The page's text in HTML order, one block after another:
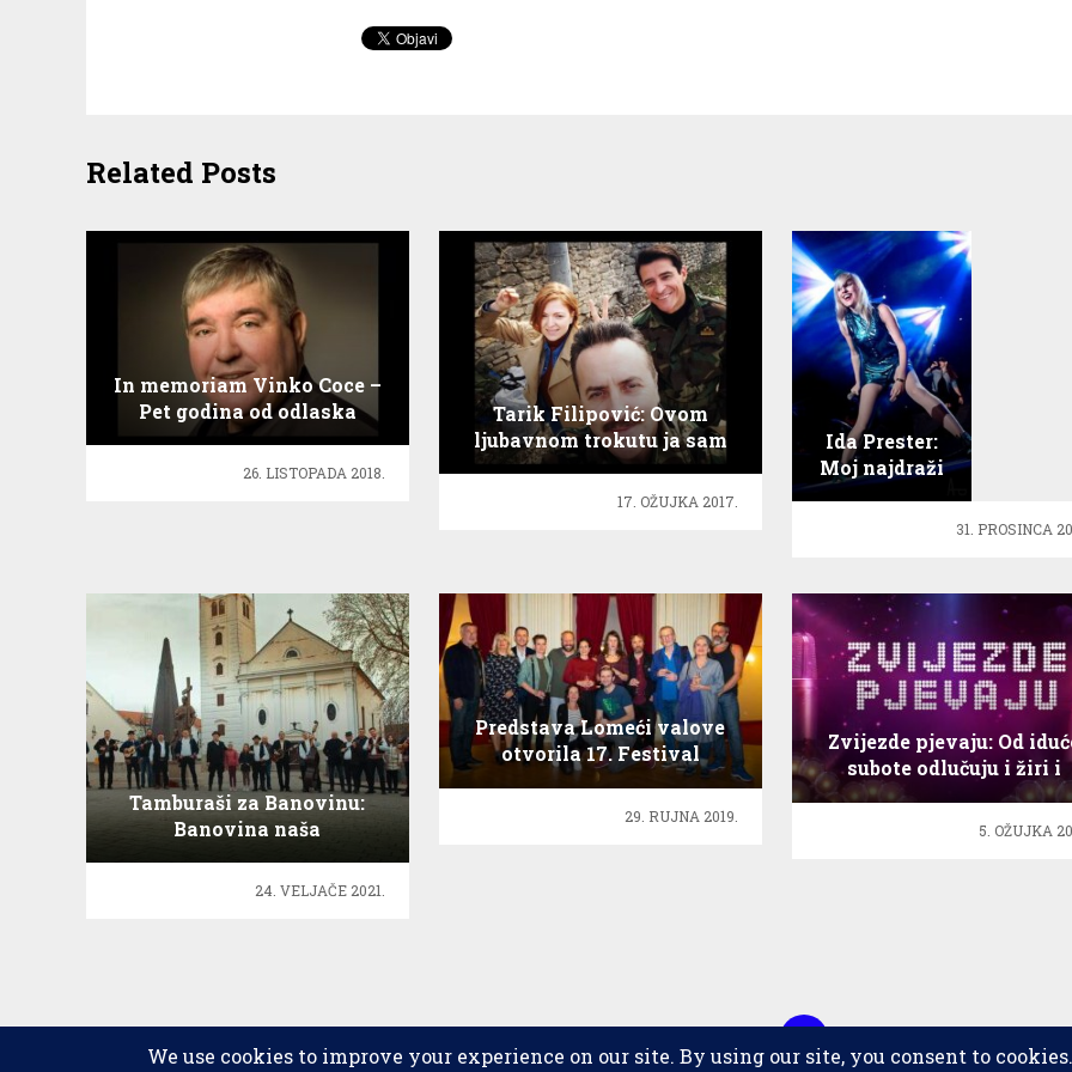
Related Posts
In memoriam Vinko Coce –
Pet godina od odlaska
trogirskog slavuja
26. LISTOPADA 2018.
Tarik Filipović: Ovom
ljubavnom trokutu ja sam
višak…i još mi nabila
‘rogove’17. OŽUJKA 2017.
Ida Prester:
Moj najdraži
31. PROSINCA
Tamburaši za Banovinu:
Banovina naša
24. VELJAČE 2021.
Predstava Lomeći valove
otvorila 17. Festival
svjetskog kazališta
29. RUJNA 2019.
Zvijezde pjevaju: Od
subote odlučuju i žiri i
5. OŽUJKA
2026 © copyrightScena